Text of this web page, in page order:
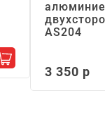
Добавить в корзину
АS204
3 350 р